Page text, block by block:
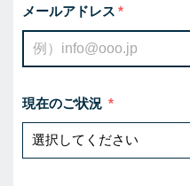
メールアドレス
現在のご状況